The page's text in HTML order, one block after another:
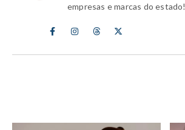
empresas e marcas do estado!